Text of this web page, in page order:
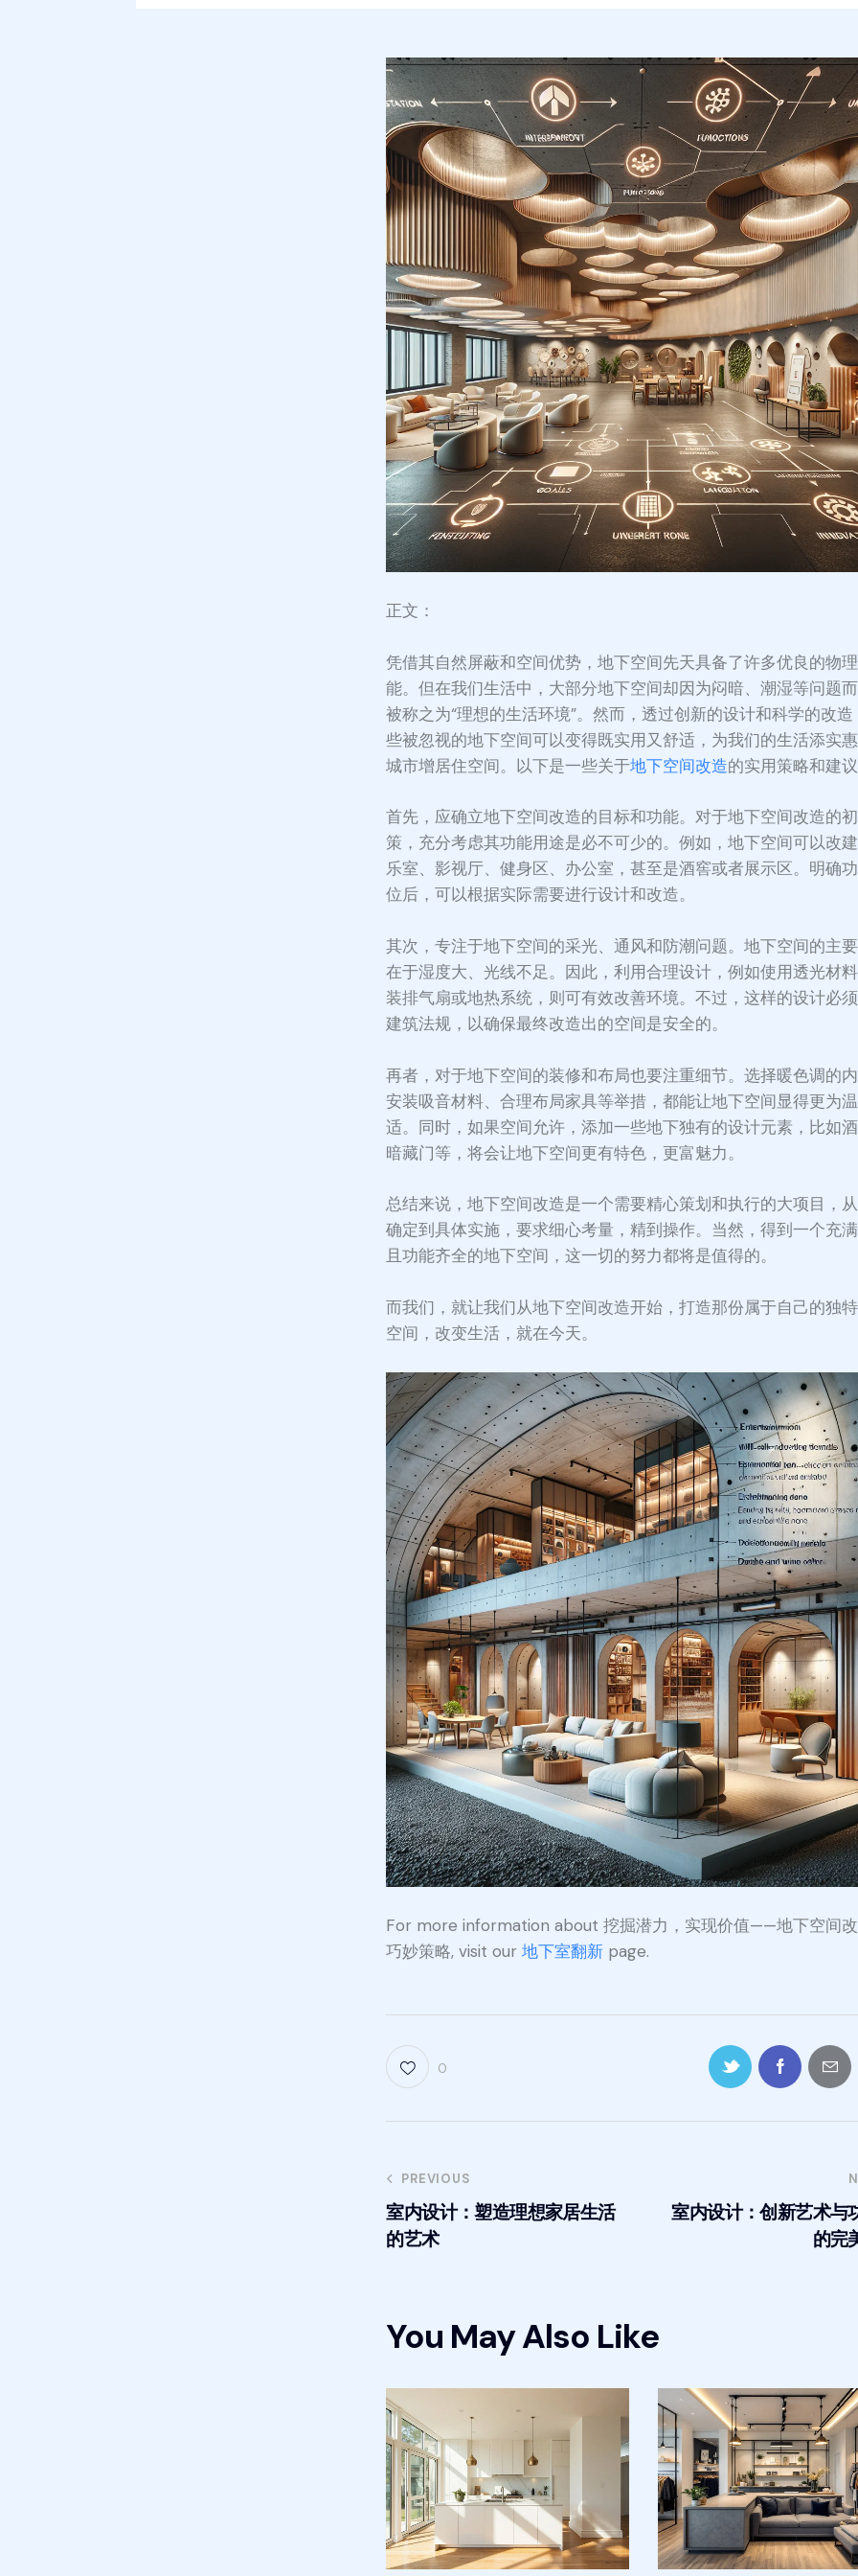
正文：
凭借其自然屏蔽和空间优势，地下空间先天具备了许多优良的物
能。但在我们生活中，大部分地下空间却因为闷暗、潮湿等问题
被称之为“理想的生活环境”。然而，透过创新的设计和科学的改
些被忽视的地下空间可以变得既实用又舒适，为我们的生活添实
城市增居住空间。以下是一些关于地下空间改造的实用策略和建
首先，应确立地下空间改造的目标和功能。对于地下空间改造的
策，充分考虑其功能用途是必不可少的。例如，地下空间可以改
乐室、影视厅、健身区、办公室，甚至是酒窖或者展示区。明确
位后，可以根据实际需要进行设计和改造。
其次，专注于地下空间的采光、通风和防潮问题。地下空间的主
在于湿度大、光线不足。因此，利用合理设计，例如使用透光材
装排气扇或地热系统，则可有效改善环境。不过，这样的设计必
建筑法规，以确保最终改造出的空间是安全的。
再者，对于地下空间的装修和布局也要注重细节。选择暖色调的
安装吸音材料、合理布局家具等举措，都能让地下空间显得更为
适。同时，如果空间允许，添加一些地下独有的设计元素，比如
暗藏门等，将会让地下空间更有特色，更富魅力。
总结来说，地下空间改造是一个需要精心策划和执行的大项目，
确定到具体实施，要求细心考量，精到操作。当然，得到一个充
且功能齐全的地下空间，这一切的努力都将是值得的。
而我们，就让我们从地下空间改造开始，打造那份属于自己的独
空间，改变生活，就在今天。
For more information about 挖掘潜力，实现价值——地下空间
巧妙策略, visit our地下室翻新 page.
0
PREVIOUS
室内设计：塑造理想家居生活
的艺术
室内设计：创新艺术与
的完
You May Also Like